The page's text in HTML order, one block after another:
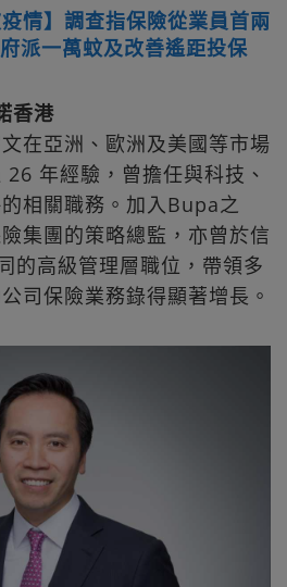
情】調查指保險從業員首兩
派一萬蚊及改善遙距投保
香港
在亞洲、歐洲及美國等市場
年經驗，曾擔任與科技、
相關職務。加入Bupa之
集團的策略總監，亦曾於信
的高級管理層職位，帶領多
司保險業務錄得顯著增長。